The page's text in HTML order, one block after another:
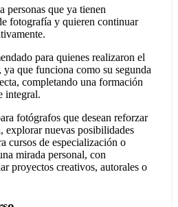
personas que ya tienen
fotografía y quieren continuar
para quienes realizaron el
, ya que funciona como su segunda
completando una formación
integral.
fotógrafos que desean reforzar
explorar nuevas posibilidades
cursos de especialización o
mirada personal, con
proyectos creativos, autorales o